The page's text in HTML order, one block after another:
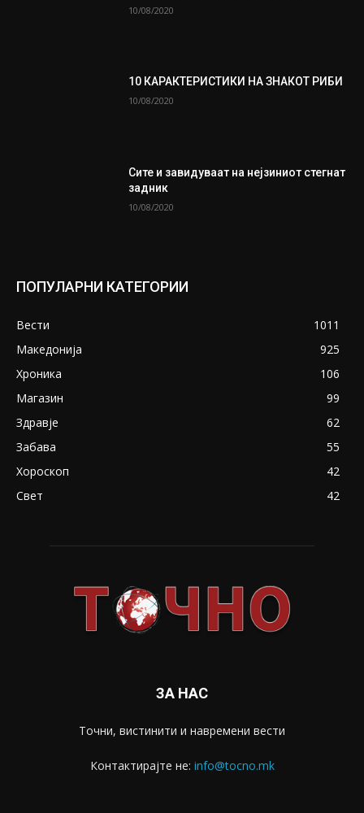
10/08/2020
10 КАРАКТЕРИСТИКИ НА ЗНАКОТ РИБИ
10/08/2020
Сите и завидуваат на нејзиниот стегнат
задник
10/08/2020
ПОПУЛАРНИ КАТЕГОРИИ
Вести
1011
Македонија
925
Хроника
106
Магазин
99
Здравје
62
Забава
55
Хороскоп
42
Свет
42
ЗА НАС
Точни, вистинити и навремени вести
Контактирајте не: info@tocno.mk